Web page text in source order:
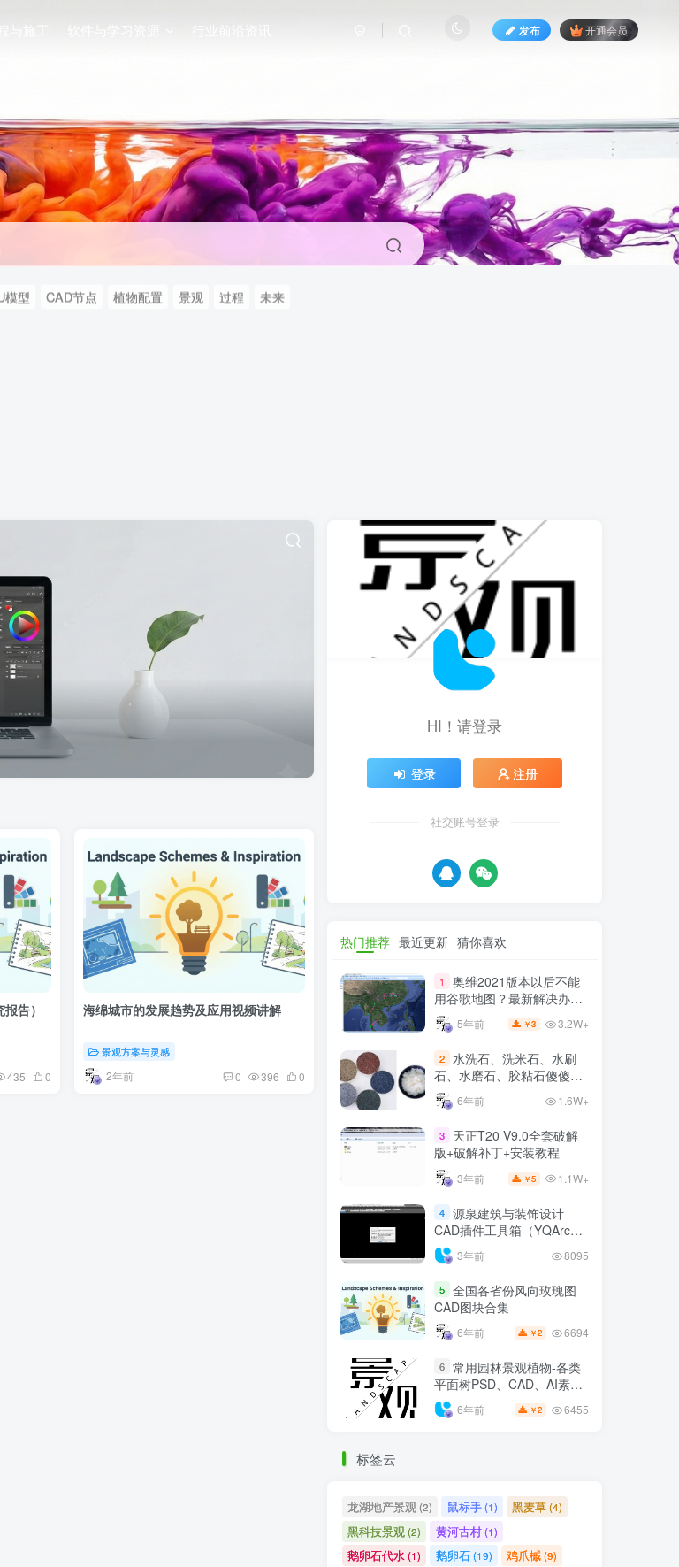
与施工 软件与学习资源 行业前沿资讯 发布 开通会员
模型 CAD节点 植物配置 景观 过程 未来
告）
435 0
海绵城市的发展趋势及应用视频讲解
景观方案与灵感
2年前 0 396 0
HI！请登录
登录 注册
社交账号登录
热门推荐 最近更新 猜你喜欢
1
奥维2021版本以后不能
用谷歌地图？最新解决办法
苹果安卓电脑
5年前 ￥3 3.2W+
2
水洗石、洗米石、水刷
石、水磨石、胶粘石傻傻分
不清楚
6年前 1.6W+
3
天正T20 V9.0全套破解
版+破解补丁+安装教程
3年前 ￥5 1.1W+
4 源泉建筑与装饰设计
CAD插件工具箱（YQArch
6.7.4）
3年前 8095
5 全国各省份风向玫瑰图
CAD图块合集
6年前 ￥2 6694
6 常用园林景观植物-各类
平面树PSD、CAD、AI素材
线稿
6年前 ￥2 6455
标签云
龙湖地产景观 (2) 鼠标手(1) 黑麦草(4)
黑科技景观 (2) 黄河古村(1)
鹅卵石代水(1) 鹅卵石(19) 鸡爪槭(9)